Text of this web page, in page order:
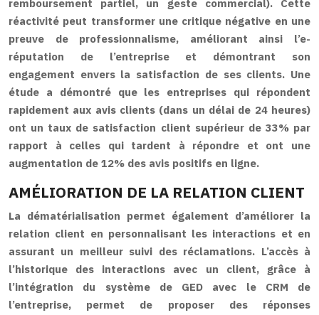
remboursement partiel, un geste commercial). Cette
réactivité peut transformer une critique négative en une
preuve de professionnalisme, améliorant ainsi l’e-
réputation de l’entreprise et démontrant son
engagement envers la satisfaction de ses clients. Une
étude a démontré que les entreprises qui répondent
rapidement aux avis clients (dans un délai de 24 heures)
ont un taux de satisfaction client supérieur de 33% par
rapport à celles qui tardent à répondre et ont une
augmentation de 12% des avis positifs en ligne.
AMÉLIORATION DE LA RELATION CLIENT
La dématérialisation permet également d’améliorer la
relation client en personnalisant les interactions et en
assurant un meilleur suivi des réclamations. L’accès à
l’historique des interactions avec un client, grâce à
l’intégration du système de GED avec le CRM de
l’entreprise, permet de proposer des réponses